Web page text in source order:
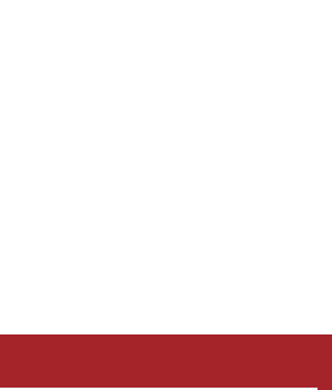
Lüx Şeritli Sümen Takımı